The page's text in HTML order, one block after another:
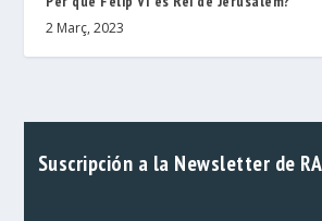
2 Març, 2023
Suscripción a la Newsletter de